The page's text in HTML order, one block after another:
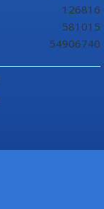
126816
581015
54906740